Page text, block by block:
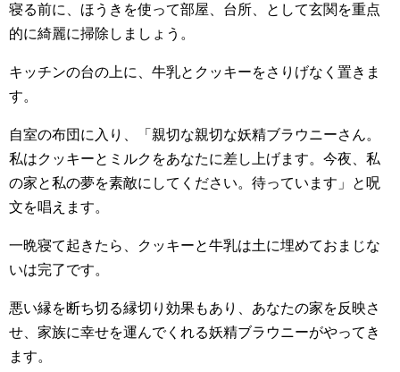
寝る前に、ほうきを使って部屋、台所、として玄関を重点
的に綺麗に掃除しましょう。
キッチンの台の上に、牛乳とクッキーをさりげなく置きま
す。
自室の布団に入り、「親切な親切な妖精ブラウニーさん。
私はクッキーとミルクをあなたに差し上げます。今夜、私
の家と私の夢を素敵にしてください。待っています」と呪
文を唱えます。
一晩寝て起きたら、クッキーと牛乳は土に埋めておまじな
いは完了です。
悪い縁を断ち切る縁切り効果もあり、あなたの家を反映さ
せ、家族に幸せを運んでくれる妖精ブラウニーがやってき
ます。